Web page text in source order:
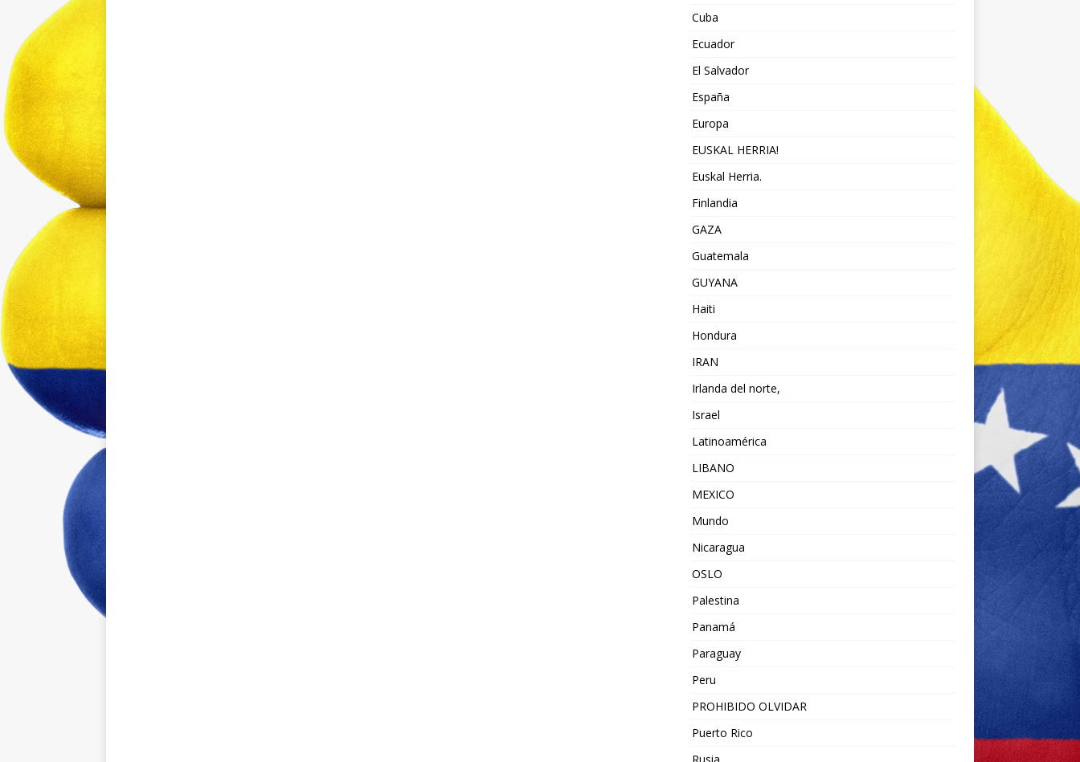
Cuba
Ecuador
El Salvador
España
Europa
EUSKAL HERRIA!
Euskal Herria.
Finlandia
GAZA
Guatemala
GUYANA
Haiti
Hondura
IRAN
Irlanda del norte,
Israel
Latinoamérica
LIBANO
MEXICO
Mundo
Nicaragua
OSLO
Palestina
Panamá
Paraguay
Peru
PROHIBIDO OLVIDAR
Puerto Rico